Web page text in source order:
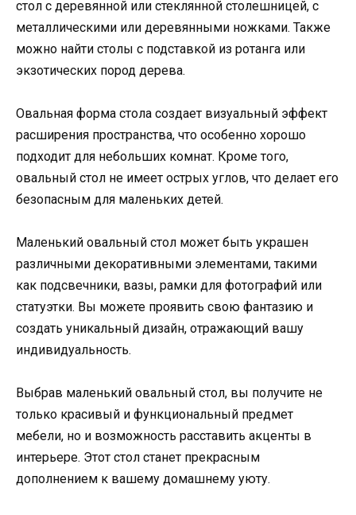
стол с деревянной или стеклянной столешницей, с
металлическими или деревянными ножками. Также
можно найти столы с подставкой из ротанга или
экзотических пород дерева.
Овальная форма стола создает визуальный эффект
расширения пространства, что особенно хорошо
подходит для небольших комнат. Кроме того,
овальный стол не имеет острых углов, что делает его
безопасным для маленьких детей.
Маленький овальный стол может быть украшен
различными декоративными элементами, такими
как подсвечники, вазы, рамки для фотографий или
статуэтки. Вы можете проявить свою фантазию и
создать уникальный дизайн, отражающий вашу
индивидуальность.
Выбрав маленький овальный стол, вы получите не
только красивый и функциональный предмет
мебели, но и возможность расставить акценты в
интерьере. Этот стол станет прекрасным
дополнением к вашему домашнему уюту.